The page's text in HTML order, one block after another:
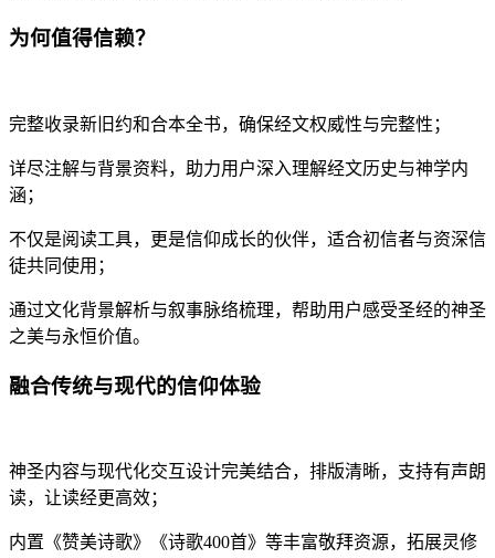
为何值得信赖？
完整收录新旧约和合本全书，确保经文权威性与完整性；
详尽注解与背景资料，助力用户深入理解经文历史与神学内
涵；
不仅是阅读工具，更是信仰成长的伙伴，适合初信者与资深信
徒共同使用；
通过文化背景解析与叙事脉络梳理，帮助用户感受圣经的神圣
之美与永恒价值。
融合传统与现代的信仰体验
神圣内容与现代化交互设计完美结合，排版清晰，支持有声朗
读，让读经更高效；
内置《赞美诗歌》《诗歌400首》等丰富敬拜资源，拓展灵修